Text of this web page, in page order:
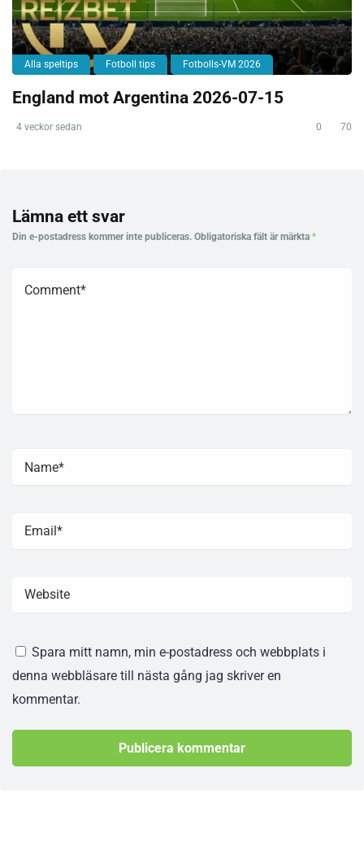
Alla speltips Fotboll tips Fotbolls-VM 2026
England mot Argentina 2026-07-15
4 veckor sedan 0 70
Lämna ett svar
Din e-postadress kommer inte publiceras. Obligatoriska fält är märkta *
Spara mitt namn, min e-postadress och webbplats i
denna webbläsare till nästa gång jag skriver en
kommentar.